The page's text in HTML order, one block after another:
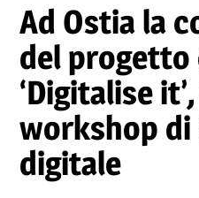
Ad Ostia la
del progetto
‘Digitalise
workshop
digitale